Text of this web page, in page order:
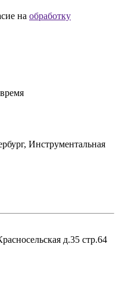
на обработку
Инструментальная
д.35 стр.64